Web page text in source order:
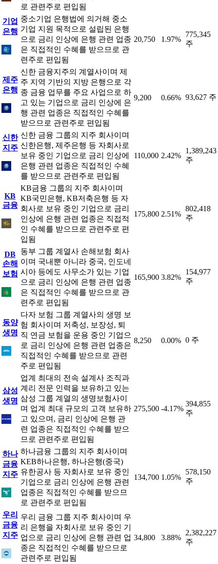
로 관련주로 편입됨
기업
은행
중소기업 은행법에 의거해 중소
기업 지원 목적으로 설립된 은행
으로 금리 인상에 은행 관련 업종
은 직접적인 수혜를 받으므로 관
련주로 편입됨
20,750 1.97%
775,345
주
제주
은행
신한 금융지주의 계열사이며 제
주 지역 기반의 지방 은행으로 각
종 금융 업무를 주요 사업으로 하
고 있는 기업으로 금리 인상에 은
행 관련 업종은 직접적인 수혜를
받으므로 관련주로 편입됨
9,200 0.66% 93,627 주
신한
지주
신한 금융 그룹의 지주 회사이며
신한은행, 제주은행 등 자회사로
보유 중인 기업으로 금리 인상에
은행 관련 업종은 직접적인 수혜
를 받으므로 관련주로 편입됨
110,000 2.42%
1,389,243
주
KB
금융
KB금융 그룹의 지주 회사이며
KB국민은행, KB저축은행 등 자
회사로 보유 중인 기업으로 금리
인상에 은행 관련 업종은 직접적
인 수혜를 받으므로 관련주로 편
입됨
175,800 2.51%
802,418
주
DB
손해
보험
동부 그룹 계열사 손해보험 회사
이며 국내뿐 아니라 중국, 인도네
시아 등에도 사무소가 있는 기업
으로 금리 인상에 은행 관련 업종
은 직접적인 수혜를 받으므로 관
련주로 편입됨
165,900 3.82%
154,977
주
동양
생명
다자 보험 그룹 계열사의 생명 보
험 회사이며 저축성, 보장성, 퇴
직 연금 보험을 운용 중인 기업으
로 금리 인상에 은행 관련 업종은
직접적인 수혜를 받으므로 관련
주로 편입됨
8,250 0.00% 0 주
삼성
생명
업계 최대의 전속 설계사 조직과
계리 전문 인력을 보유하고 있는
삼성 그룹 계열의 생명보험사이
며 업계 최대 규모의 고객 보유하
고 있으며, 금리 인상에 은행 관
련 업종은 직접적인 수혜를 받으
므로 관련주로 편입됨
275,500 -4.17%
394,855
주
하나
금융
지주
하나금융 그룹의 지주 회사이며
KEB하나은행, 하나은행(중국)
유한공사 등 자회사로 보유 중인
기업으로 금리 인상에 은행 관련
업종은 직접적인 수혜를 받으므
로 관련주로 편입됨
134,700 1.05%
578,150
주
우리
금융
지주
우리 금융 그룹 지주 회사이며 우
리 은행을 자회사로 보유 중인 기
업으로 금리 인상에 은행 관련 업
종은 직접적인 수혜를 받으므로
관련주로 편입됨
34,800 3.88%
2,382,227
주